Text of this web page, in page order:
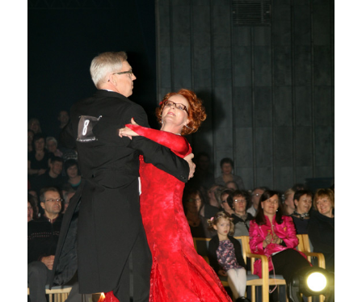
Juha Kursu ja Else Arolaakso